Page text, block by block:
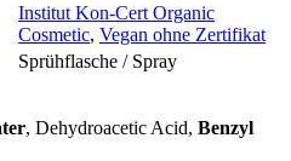
Institut Kon-Cert Organic
Cosmetic, Vegan ohne Zertifikat
Sprühflasche / Spray
, Dehydroacetic Acid, Benzyl